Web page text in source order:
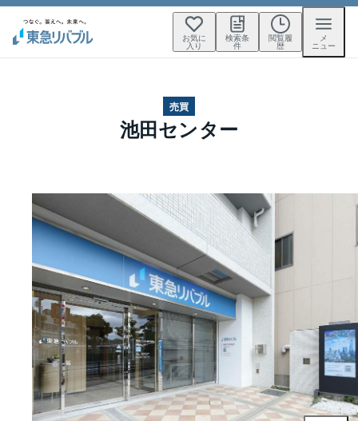
お気に
入り
検索条
件
閲覧履
歴
メ
ニュー
売買
池田センター